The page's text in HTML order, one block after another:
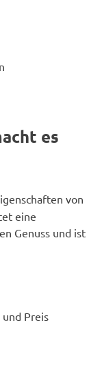
es
von
eine
Genuss und ist
Preis